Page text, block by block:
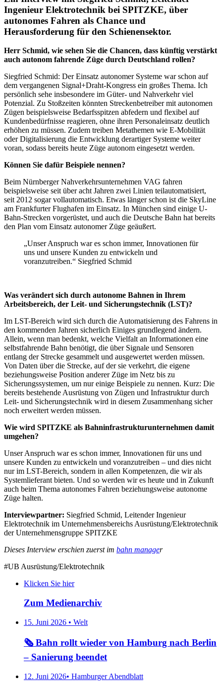
Ingenieur Elektrotechnik bei SPITZKE, über
autonomes Fahren als Chance und
Herausforderung für den Schienensektor.
Herr Schmid, wie sehen Sie die Chancen, dass künftig verstärkt
auch autonom fahrende Züge durch Deutschland rollen?
Siegfried Schmid: Der Einsatz autonomer Systeme war schon auf
dem vergangenen Signal+Draht-Kongress ein großes Thema. Ich
persönlich sehe insbesondere im Güter- und Nahverkehr viel
Potenzial. Zu Stoßzeiten könnten Streckenbetreiber mit autonomen
Zügen beispielsweise Bedarfsspitzen abfedern und flexibel auf
Kundenbedürfnisse reagieren, ohne ihren Personaleinsatz deutlich
erhöhen zu müssen. Zudem treiben Metathemen wie E-Mobilität
oder Digitalisierung die Entwicklung derartiger Systeme weiter
voran, sodass bereits heute Züge autonom eingesetzt werden.
Können Sie dafür Beispiele nennen?
Beim Nürnberger Nahverkehrsunternehmen VAG fahren
beispielsweise seit über acht Jahren zwei Linien teilautomatisiert,
seit 2012 sogar vollautomatisch. Etwas länger schon ist die SkyLine
am Frankfurter Flughafen im Einsatz. In München sind einige U-
Bahn-Strecken vorgerüstet, und auch die Deutsche Bahn hat bereits
den Plan vom Einsatz autonomer Züge geäußert.
„Unser Anspruch war es schon immer, Innovationen für
uns und unsere Kunden zu entwickeln und
voranzutreiben.“ Siegfried Schmid
Was verändert sich durch autonome Bahnen in Ihrem
Arbeitsbereich, der Leit- und Sicherungstechnik (LST)?
Im LST-Bereich wird sich durch die Automatisierung des Fahrens in
den kommenden Jahren sicherlich Einiges grundlegend ändern.
Allein, wenn man bedenkt, welche Vielfalt an Informationen eine
selbstfahrende Bahn benötigt, die über Signale und Sensoren
entlang der Strecke gesammelt und ausgewertet werden müssen.
Von Daten über die Strecke, auf der sie verkehrt, die eigene
beziehungsweise Position anderer Züge im Netz bis zu
Sicherungssystemen, um nur einige Beispiele zu nennen. Kurz: Die
bereits bestehende Ausrüstung von Zügen und Infrastruktur durch
Leit- und Sicherungstechnik wird in diesem Zusammenhang sicher
noch erweitert werden müssen.
Wie wird SPITZKE als Bahninfrastrukturunternehmen damit
umgehen?
Unser Anspruch war es schon immer, Innovationen für uns und
unsere Kunden zu entwickeln und voranzutreiben – und dies nicht
nur im LST-Bereich, sondern in allen Kompetenzen, die wir als
Systemlieferant bieten. Und so werden wir es heute und in Zukunft
auch beim Thema autonomes Fahren beziehungsweise autonome
Züge halten.
Interviewpartner: Siegfried Schmid, Leitender Ingenieur
Elektrotechnik im Unternehmensbereichs Ausrüstung/Elektrotechnik
der Unternehmensgruppe SPITZKE
Dieses Interview erschien zuerst im bahn manager
#UB Ausrüstung/Elektrotechnik
Klicken Sie hier
Zum Medienarchiv
15. Juni 2026 • Welt
🗞️ Bahn rollt wieder von Hamburg nach Berlin
– Sanierung beendet
12. Juni 2026• Hamburger Abendblatt